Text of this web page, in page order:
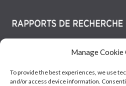
Manage Cookie
To provide the best experiences, we use
and/or access device information.